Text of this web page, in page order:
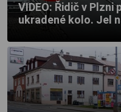
VIDEO: Řidič v
ukradené kolo. Jel